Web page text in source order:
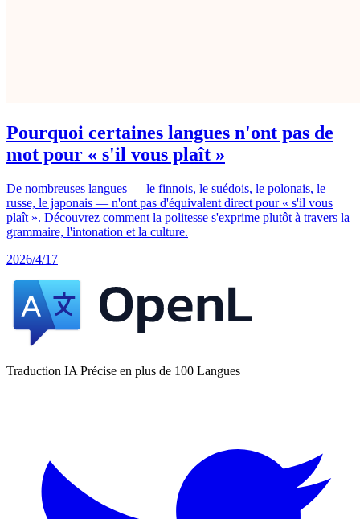
Pourquoi certaines langues n'ont pas de
mot pour « s'il vous plaît »
De nombreuses langues — le finnois, le suédois, le polonais, le
russe, le japonais — n'ont pas d'équivalent direct pour « s'il vous
plaît ». Découvrez comment la politesse s'exprime plutôt à travers la
grammaire, l'intonation et la culture.
2026/4/17
Traduction IA Précise en plus de 100 Langues